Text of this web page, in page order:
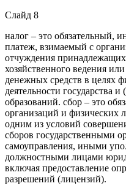
Слайд 8
налог – это обязательный,
платеж, взимаемый с
отчуждения
хозяйственного ведения
денежных средств в целях
деятельности государства
образований. сбор – это
организаций и физических
одним из условий
сборов государственными
самоуправления, иными
должностными лицами
включая предоставление
разрешений (лицензий).